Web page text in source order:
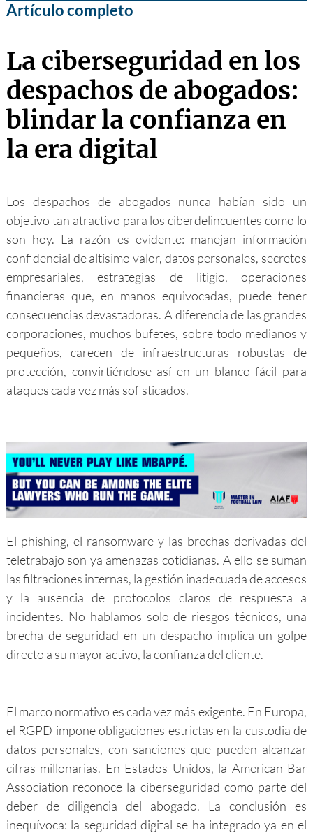
Artículo completo
La ciberseguridad en los
despachos de abogados:
blindar la confianza en
la era digital
Los despachos de abogados nunca habían sido un
objetivo tan atractivo para los ciberdelincuentes como lo
son hoy. La razón es evidente: manejan información
confidencial de altísimo valor, datos personales, secretos
empresariales, estrategias de litigio, operaciones
financieras que, en manos equivocadas, puede tener
consecuencias devastadoras. A diferencia de las grandes
corporaciones, muchos bufetes, sobre todo medianos y
pequeños, carecen de infraestructuras robustas de
protección, convirtiéndose así en un blanco fácil para
ataques cada vez más sofisticados.
El phishing, el ransomware y las brechas derivadas del
teletrabajo son ya amenazas cotidianas. A ello se suman
las filtraciones internas, la gestión inadecuada de accesos
y la ausencia de protocolos claros de respuesta a
incidentes. No hablamos solo de riesgos técnicos, una
brecha de seguridad en un despacho implica un golpe
directo a su mayor activo, la confianza del cliente.
El marco normativo es cada vez más exigente. En Europa,
el RGPD impone obligaciones estrictas en la custodia de
datos personales, con sanciones que pueden alcanzar
cifras millonarias. En Estados Unidos, la American Bar
Association reconoce la ciberseguridad como parte del
deber de diligencia del abogado. La conclusión es
inequívoca: la seguridad digital se ha integrado ya en el